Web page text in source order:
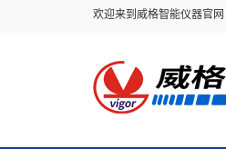
欢迎来到威格智能仪器官网